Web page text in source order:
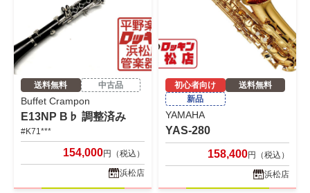
送料無料 中古品
Buffet Crampon
E13NP B♭ 調整済み
#K71***
154,000円（税込）
浜松店
初心者向け
送料無料
新品
YAMAHA
YAS-280
158,400円（税込）
浜松店